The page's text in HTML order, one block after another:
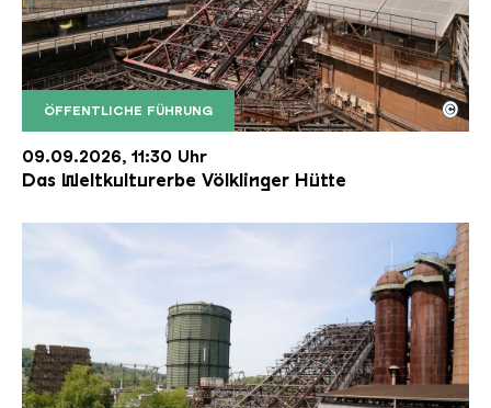
ÖFFENTLICHE FÜHRUNG
Der Erzschrägaufzug der Völklinger Hütte mit
Copyright: Weltkulturerbe Völklinger Hütte | Karl
©
09.09.2026, 11:30 Uhr
Das Weltkulturerbe Völklinger Hütte